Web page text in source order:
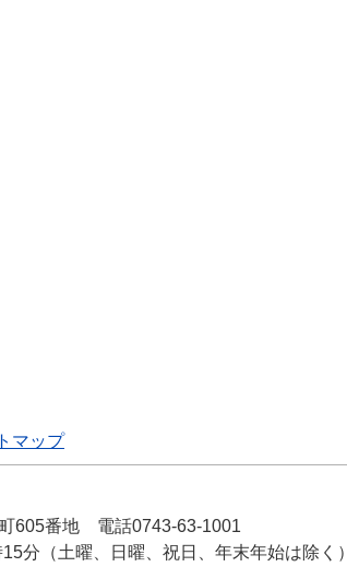
マップ
605番地 電話0743-63-1001
分（土曜、日曜、祝日、年末年始は除く）